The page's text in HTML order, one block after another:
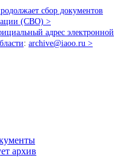
сбор документов
(СВО) >
адрес электронной
: archive@iaoo.ru >
архив